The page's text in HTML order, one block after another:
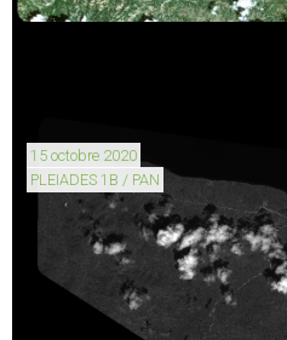
15 octobre 2020
PLEIADES 1B / PAN